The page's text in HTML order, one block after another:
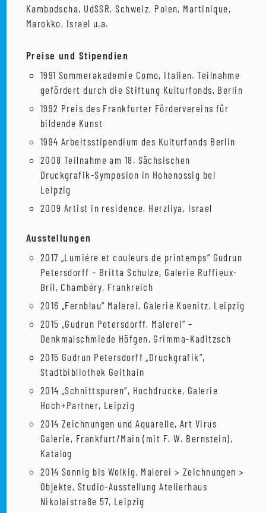
Kambodscha, UdSSR, Schweiz, Polen, Martinique,
Marokko, Israel u.a.
Preise und Stipendien
1991 Sommerakademie Como, Italien. Teilnahme
gefördert durch die Stiftung Kulturfonds, Berlin
1992 Preis des Frankfurter Fördervereins für
bildende Kunst
1994 Arbeitsstipendium des Kulturfonds Berlin
2008 Teilnahme am 18. Sächsischen
Druckgrafik-Symposion in Hohenossig bei
Leipzig
2009 Artist in residence, Herzliya, Israel
Ausstellungen
2017 „Lumiére et couleurs de printemps“ Gudrun
Petersdorff – Britta Schulze, Galerie Ruffieux-
Bril, Chambéry, Frankreich
2016 „Fernblau“ Malerei, Galerie Koenitz, Leipzig
2015 „Gudrun Petersdorff, Malerei“ –
Denkmalschmiede Höfgen, Grimma-Kaditzsch
2015 Gudrun Petersdorff „Druckgrafik“,
Stadtbibliothek Geithain
2014 „Schnittspuren“, Hochdrucke, Galerie
Hoch+Partner, Leipzig
2014 Zeichnungen und Aquarelle, Art Virus
Galerie, Frankfurt/Main (mit F. W. Bernstein),
Katalog
2014 Sonnig bis Wolkig, Malerei > Zeichnungen >
Objekte, Studio-Ausstellung Atelierhaus
Nikolaistraße 57, Leipzig